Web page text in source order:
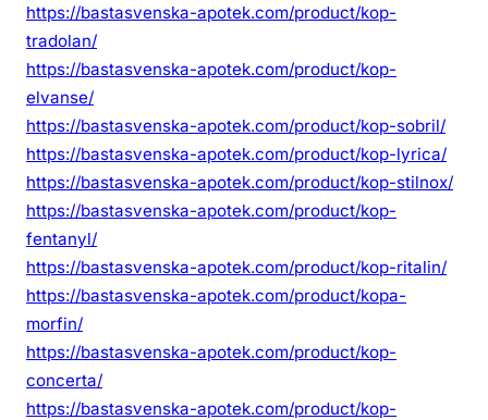
a
s
e
v
e
r
n
https://bastasvenska-apotek.com/product/kop-
tradolan/
https://bastasvenska-apotek.com/product/kop-
elvanse/
https://bastasvenska-apotek.com/product/kop-sobril/
https://bastasvenska-apotek.com/product/kop-lyrica/
https://bastasvenska-apotek.com/product/kop-stilnox/
https://bastasvenska-apotek.com/product/kop-
fentanyl/
https://bastasvenska-apotek.com/product/kop-ritalin/
https://bastasvenska-apotek.com/product/kopa-
morfin/
https://bastasvenska-apotek.com/product/kop-
concerta/
https://bastasvenska-apotek.com/product/kop-